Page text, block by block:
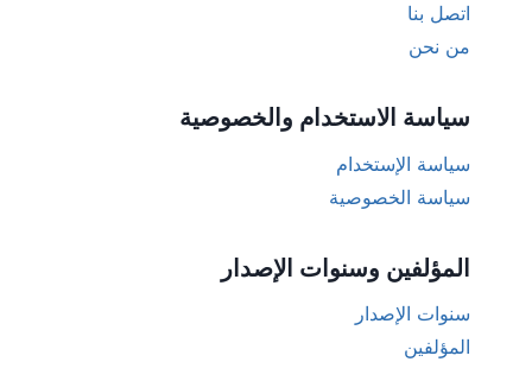
اتصل بنا
من نحن
سياسة الاستخدام والخصوصية
سياسة الإستخدام
سياسة الخصوصية
المؤلفين وسنوات الإصدار
سنوات الإصدار
المؤلفين